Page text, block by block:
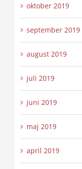
oktober 2019
september 2019
august 2019
juli 2019
juni 2019
maj 2019
april 2019